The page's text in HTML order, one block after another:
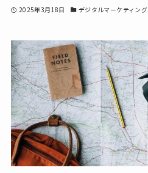
2025年3月18日 デジタルマーケティング